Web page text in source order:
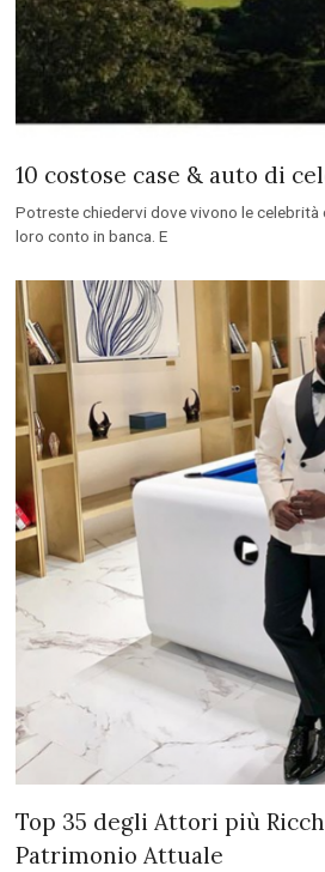
10 costose case & auto di
Potreste chiedervi dove vivono le celebrità
loro conto in banca. E
Top 35 degli Attori più
Patrimonio Attuale